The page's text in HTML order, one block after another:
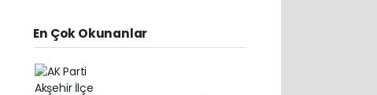
En Çok Okunanlar